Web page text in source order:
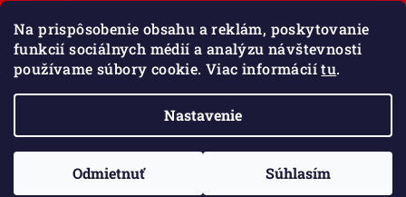
Na prispôsobenie obsahu a reklám, poskytovanie
funkcií sociálnych médií a analýzu návštevnosti
používame súbory cookie. Viac informáciítu.
Nastavenie
Odmietnuť Súhlasím
Štúrova 33, 949 01 Nitra
Pondelok - Sobota 9:00 - 18:00
Nedeľa - zatvorené
Zobraziť mapu
Upraviť nastavenie cookies